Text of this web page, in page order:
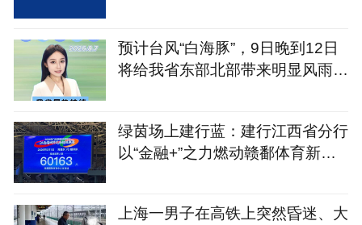
预计台风“白海豚”，9日晚到12日
将给我省东部北部带来明显风雨影
绿茵场上建行蓝：建行江西省分行
以“金融+”之力燃动赣鄱体育新热
上海一男子在高铁上突然昏迷、大